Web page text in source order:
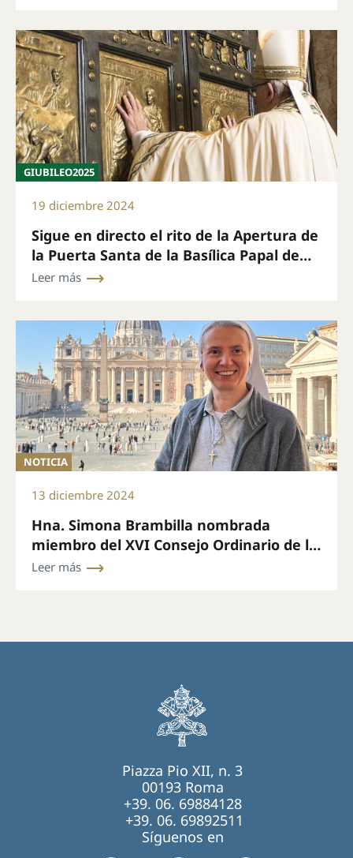
GIUBILEO2025
19 diciembre 2024
Sigue en directo el rito de la Apertura de
la Puerta Santa de la Basílica Papal de
San Pedro el 24 de diciembre a las 19.00
Leer más
NOTICIA
13 diciembre 2024
Hna. Simona Brambilla nombrada
miembro del XVI Consejo Ordinario de la
Secretaría General del Sínodo
Leer más
Piazza Pio XII, n. 3
00193 Roma
+39. 06. 69884128
+39. 06. 69892511
Síguenos en